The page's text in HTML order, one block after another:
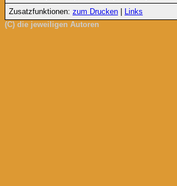
Zusatzfunktionen: zum Drucken
Links
(C) die jeweiligen Autoren